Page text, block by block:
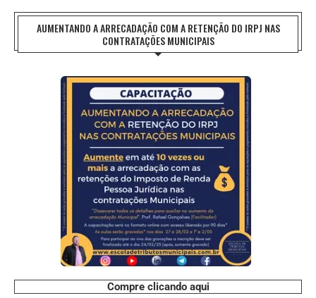
AUMENTANDO A ARRECADAÇÃO COM A RETENÇÃO DO IRPJ NAS
CONTRATAÇÕES MUNICIPAIS
Compre clicando aqui